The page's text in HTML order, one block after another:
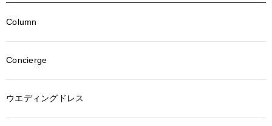
Column
Concierge
ウエディングドレス